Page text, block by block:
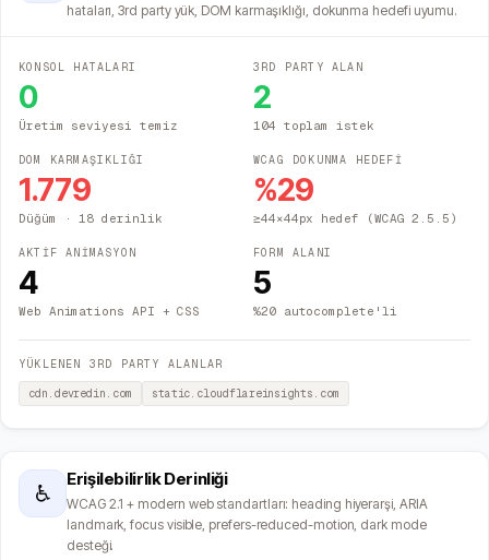
hataları, 3rd party yük, DOM karmaşıklığı, dokunma hedefi uyumu.
KONSOL HATALARI
0
Üretim seviyesi temiz
3RD PARTY ALAN
2
104 toplam istek
DOM KARMAŞIKLIĞI
1.779
Düğüm · 18 derinlik
WCAG DOKUNMA HEDEFİ
%29
≥44×44px hedef (WCAG 2.5.5)
AKTİF ANİMASYON
4
Web Animations API + CSS
FORM ALANI
5
%20 autocomplete'li
YÜKLENEN 3RD PARTY ALANLAR
cdn.devredin.com static.cloudflareinsights.com
♿
Erişilebilirlik Derinliği
WCAG 2.1 + modern web standartları: heading hiyerarşi, ARIA
landmark, focus visible, prefers-reduced-motion, dark mode
desteği.